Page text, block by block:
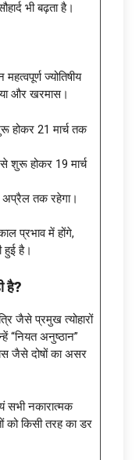
भी बढ़ता है।
ज्योतिषीय
और खरमास।
होकर 21 मार्च तक
शुरू होकर 19 मार्च
तक रहेगा।
प्रभाव में होंगे,
हुई है।
है?
जैसे प्रमुख त्योहारों
“नियत अनुष्ठान”
जैसे दोषों का असर
सभी नकारात्मक
को किसी तरह का डर